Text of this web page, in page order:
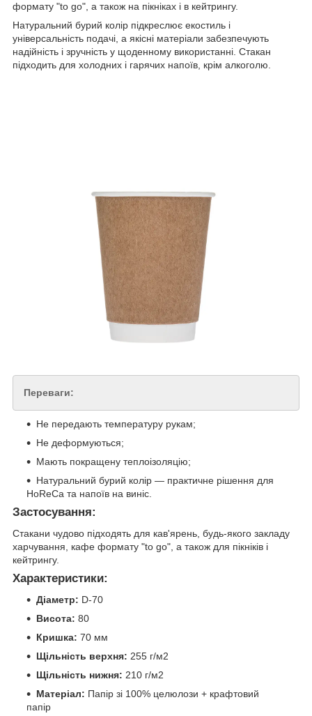
формату "to go", а також на пікніках і в кейтрингу.
Натуральний бурий колір підкреслює екостиль і
універсальність подачі, а якісні матеріали забезпечують
надійність і зручність у щоденному використанні. Стакан
підходить для холодних і гарячих напоїв, крім алкоголю.
Переваги:
Не передають температуру рукам;
Не деформуються;
Мають покращену теплоізоляцію;
Натуральний бурий колір — практичне рішення для
HoReCa та напоїв на виніс.
Застосування:
Стакани чудово підходять для кав'ярень, будь-якого закладу
харчування, кафе формату "to go", а також для пікніків і
кейтрингу.
Характеристики:
Діаметр: D-70
Висота: 80
Кришка: 70 мм
Щільність верхня: 255 г/м2
Щільність нижня: 210 г/м2
Матеріал: Папір зі 100% целюлози + крафтовий
папір